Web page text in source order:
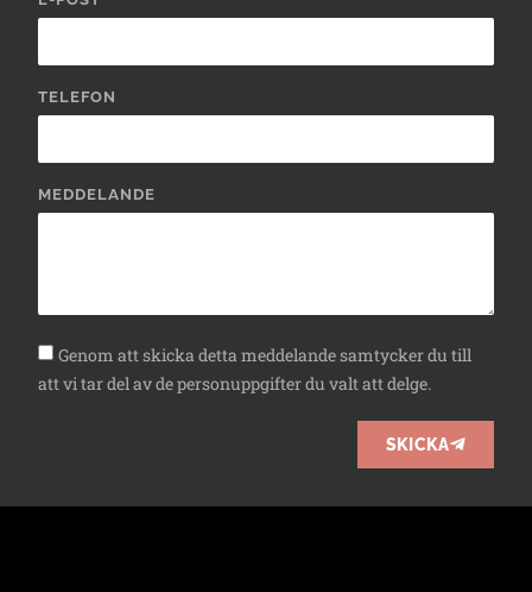
TELEFON
MEDDELANDE
Genom att skicka detta meddelande samtycker du till
att vi tar del av de personuppgifter du valt att delge.
SKICKA